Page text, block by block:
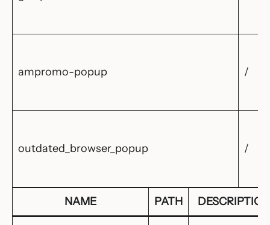
ampromo-popup /
outdated_browser_popup /
NAME PATH DESCRIPTION